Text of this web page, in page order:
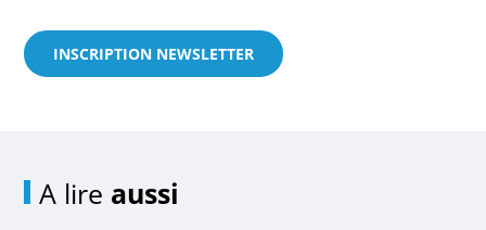
INSCRIPTION NEWSLETTER
A lire aussi